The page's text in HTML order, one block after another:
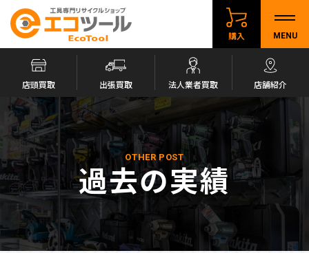
購入 MENU
店頭買取 出張買取 法人業者買取 店舗紹介
OTHER POST
過去の実績